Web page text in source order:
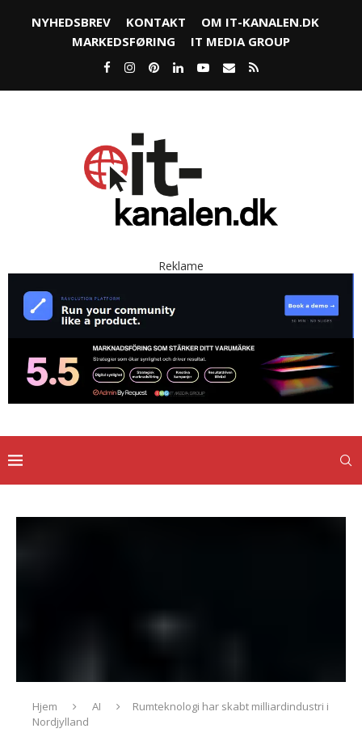
NYHEDSBREV KONTAKT
OM IT-KANALEN.DK
MARKEDSFØRING
IT MEDIA GROUP
Reklame
Hjem AI
Rumteknologi har skabt milliardindustri i
Nordjylland